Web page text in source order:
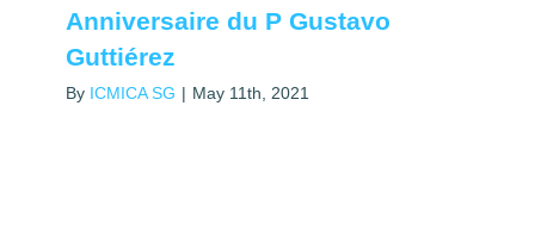
Anniversaire du P Gustavo
Guttiérez
By ICMICA SG | May 11th, 2021